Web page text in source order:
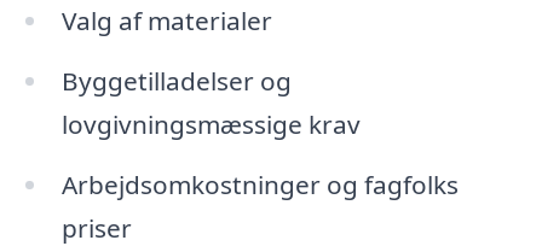
Valg af materialer
Byggetilladelser og
lovgivningsmæssige krav
Arbejdsomkostninger og fagfolks
priser